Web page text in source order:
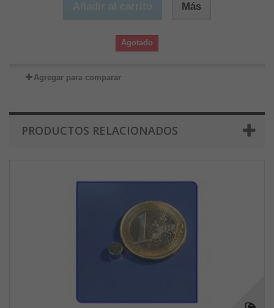
Más
Agotado
Agregar para comparar
PRODUCTOS RELACIONADOS